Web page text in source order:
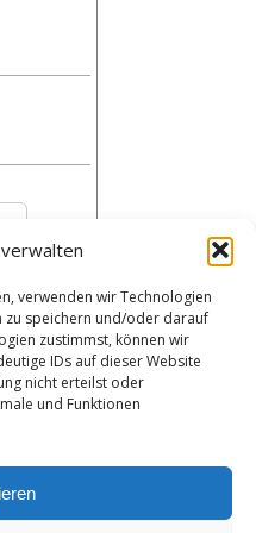
verwenden wir Technologien
zu speichern und/oder darauf
zustimmst, können wir
IDs auf dieser Website
nicht erteilst oder
und Funktionen